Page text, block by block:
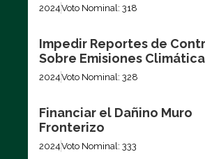
2024Voto Nominal: 318
Impedir Reportes de
Sobre Emisiones
2024Voto Nominal: 328
Financiar el Dañino Muro
Fronterizo
2024Voto Nominal: 333